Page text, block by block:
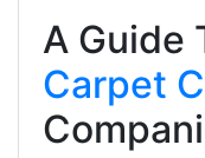
A Guide
Carpet